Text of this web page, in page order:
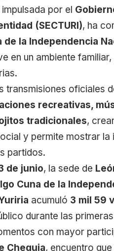
por el
(SECTURI), ha
de la Independencia
en un ambiente
transmisiones oficiales
recreativas,
tradicionales,
y permite mostrar la
partidos.
de junio, la sede de
Cuna de la
acumuló 3 mil 59
durante las
con mayor
Chequia, encuentro